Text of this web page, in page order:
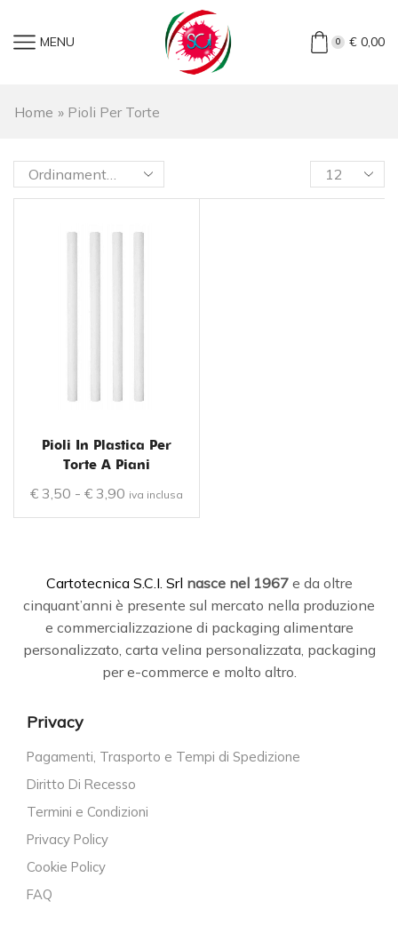
MENU 0 €0,00
Home » Pioli Per Torte
Pioli In Plastica Per
Torte A Piani
€3,50 - €3,90 iva inclusa
Cartotecnica S.C.I. Srl nasce nel 1967e da oltre
cinquant’anni è presente sul mercato nella produzione
e commercializzazione di packaging alimentare
personalizzato, carta velina personalizzata, packaging
per e-commerce e molto altro.
Privacy
Pagamenti, Trasporto e Tempi di Spedizione
Diritto Di Recesso
Termini e Condizioni
Privacy Policy
Cookie Policy
FAQ